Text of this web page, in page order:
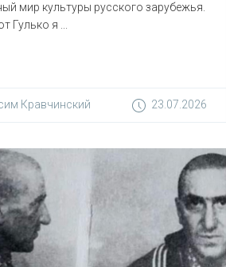
мир культуры русского зарубежья.
Гулько я ...
Кравчинский 23.07.2026